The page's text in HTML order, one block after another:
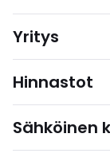
Yritys
Hinnastot
Sähköinen